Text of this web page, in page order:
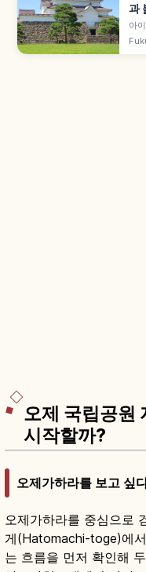
과
아
이
오제 국립공원
시작할까?
오제가하라를 보고 싶
오제가하라를 중심으로
게(Hatomachi-toge)에
는 흐름을 먼저 확인해